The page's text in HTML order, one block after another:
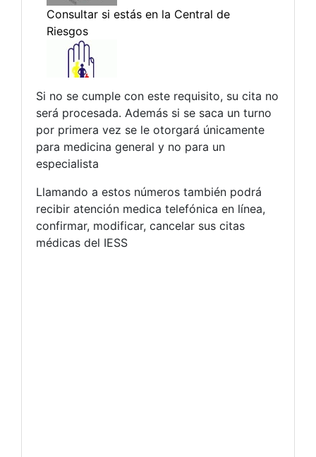
Si no se cumple con este requisito, su cita no
será procesada. Además si se saca un turno
por primera vez se le otorgará únicamente
para medicina general y no para un
especialista
Llamando a estos números también podrá
recibir atención medica telefónica en línea,
confirmar, modificar, cancelar sus citas
médicas del IESS